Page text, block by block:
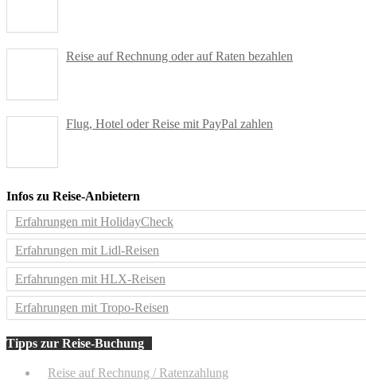
Reise auf Rechnung oder auf Raten bezahlen
Flug, Hotel oder Reise mit PayPal zahlen
Infos zu Reise-Anbietern
Erfahrungen mit HolidayCheck
Erfahrungen mit Lidl-Reisen
Erfahrungen mit HLX-Reisen
Erfahrungen mit Tropo-Reisen
Tipps zur Reise-Buchung
Reise auf Rechnung / Ratenzahlung